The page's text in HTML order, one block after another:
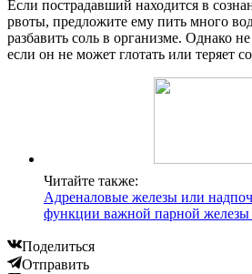
Если пострадавший находится в
рвоты, предложите ему пить много
разбавить соль в организме. Однако
если он не может глотать или теряет
Читайте также:
Адреналовые железы или
функции важной парной железы
Поделиться
Отправить